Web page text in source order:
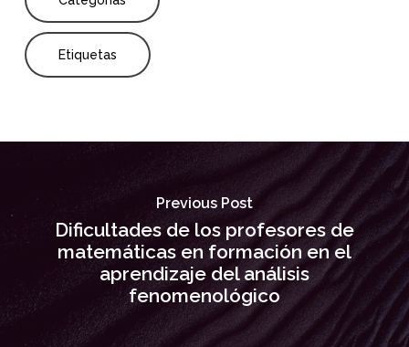
Etiquetas
Previous Post
Dificultades de los profesores de
matemáticas en formación en el
aprendizaje del análisis
fenomenológico